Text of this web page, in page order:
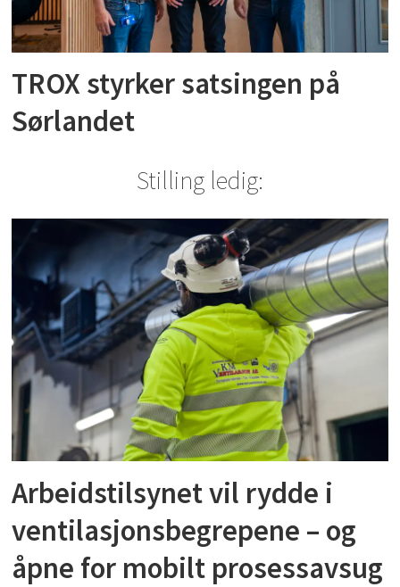
TROX styrker satsingen på
Sørlandet
Stilling ledig:
Arbeidstilsynet vil rydde i
ventilasjonsbegrepene – og
åpne for mobilt prosessavsug